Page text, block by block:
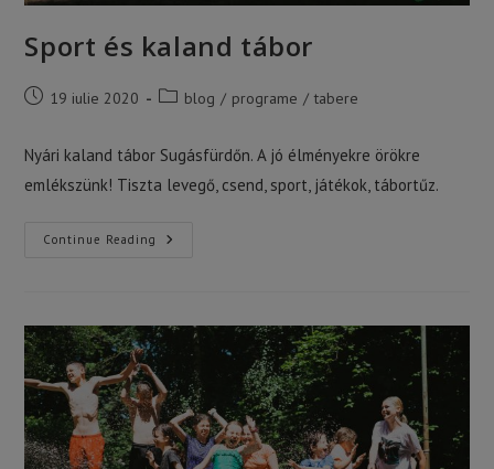
Sport és kaland tábor
Post19 iulie 2020
Postblog / programe / tabere
Nyári kaland tábor Sugásfürdőn. A jó élményekre örökre
emlékszünk! Tiszta levegő, csend, sport, játékok, tábortűz.
Continue Reading Sport